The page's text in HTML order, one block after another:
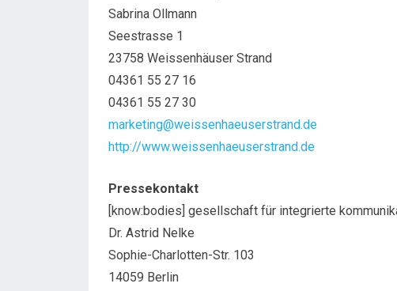
Sabrina Ollmann
Seestrasse 1
23758 Weissenhäuser Strand
04361 55 27 16
04361 55 27 30
marketing@weissenhaeuserstrand.de
http://www.weissenhaeuserstrand.de
Pressekontakt
[know:bodies] gesellschaft für integrierte
Dr. Astrid Nelke
Sophie-Charlotten-Str. 103
14059 Berlin